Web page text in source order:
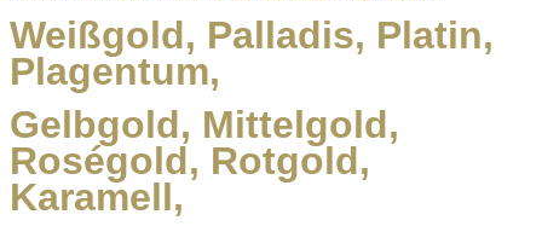
Weißgold, Palladis, Platin,
Plagentum,
Gelbgold, Mittelgold,
Roségold, Rotgold,
Karamell,